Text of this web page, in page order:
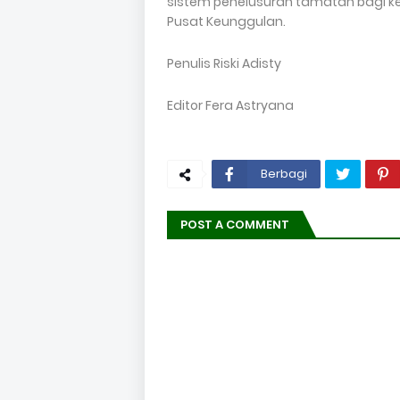
Pusat Keunggulan.
Penulis Riski Adisty
Editor Fera Astryana
Berbagi
POST A COMMENT